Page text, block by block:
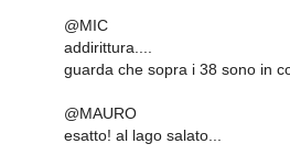
@MIC
addirittura....
guarda che sopra i 38 sono in
@MAURO
esatto! al lago salato...